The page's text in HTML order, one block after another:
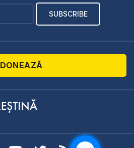
DONEAZĂ